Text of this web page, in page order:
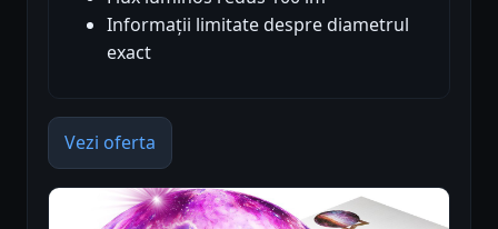
Informații limitate despre diametrul
exact
Vezi oferta